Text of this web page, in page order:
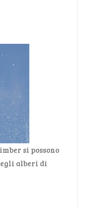
si possono
alberi di